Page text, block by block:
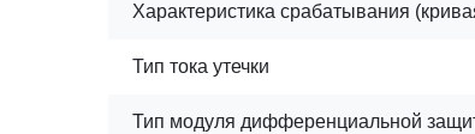
Характеристика срабатывания
Тип тока утечки
Тип модуля дифференциальной